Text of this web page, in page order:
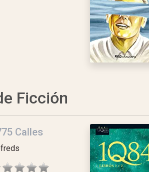
Ficción
Calles